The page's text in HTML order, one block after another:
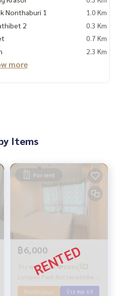
Nonthaburi 1
1.0 Km
2
0.3 Km
0.7 Km
2.3 Km
more
Items
For rent
฿6,000
ว่าง พ.ย. 2569 ❤️นนทบุรี💥
Lumpini Park Rattanathibet
- Ngamwongwan
Nonthaburi
ว่าง พย 69